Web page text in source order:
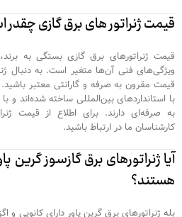
قیمت ژنراتور های برق گازی
قیمت ژنراتورهای برق گازی بستگی به
ویژگی‌های فنی آن‌ها متغیر است. به دنبال
قیمت مقرون به صرفه و گارانتی معتبر باشید.
با استانداردهای بین‌المللی ساخته شده‌اند و
به صرفه‌ای دارند. برای اطلاع از قیمت
کارشناسان ما در ارتباط باشید.
آیا ژنراتورهای برق گازسوز گرین
هستند؟
بله ژنراتورهای برق گرین پاور دارای کانوپی